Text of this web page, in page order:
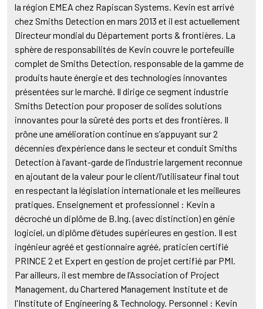
la région EMEA chez Rapiscan Systems. Kevin est arrivé
chez Smiths Detection en mars 2013 et il est actuellement
Directeur mondial du Département ports & frontières. La
sphère de responsabilités de Kevin couvre le portefeuille
complet de Smiths Detection, responsable de la gamme de
produits haute énergie et des technologies innovantes
présentées sur le marché. Il dirige ce segment industrie
Smiths Detection pour proposer de solides solutions
innovantes pour la sûreté des ports et des frontières. Il
prône une amélioration continue en s’appuyant sur 2
décennies d’expérience dans le secteur et conduit Smiths
Detection à l’avant-garde de l’industrie largement reconnue
en ajoutant de la valeur pour le client/l’utilisateur final tout
en respectant la législation internationale et les meilleures
pratiques. Enseignement et professionnel : Kevin a
décroché un diplôme de B.Ing. (avec distinction) en génie
logiciel, un diplôme d’études supérieures en gestion. Il est
ingénieur agréé et gestionnaire agréé, praticien certifié
PRINCE 2 et Expert en gestion de projet certifié par PMI.
Par ailleurs, il est membre de l’Association of Project
Management, du Chartered Management Institute et de
l'Institute of Engineering & Technology. Personnel : Kevin